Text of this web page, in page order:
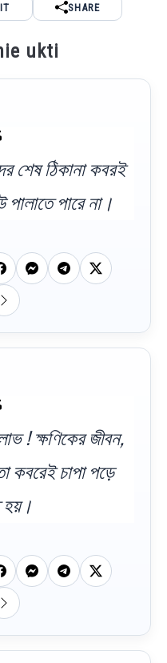
SHARE
ukti
শেষ ঠিকানা কবরই
পারে না।
! ক্ষণিকের জীবন,
কবরেই চাপা পড়ে
হয়।